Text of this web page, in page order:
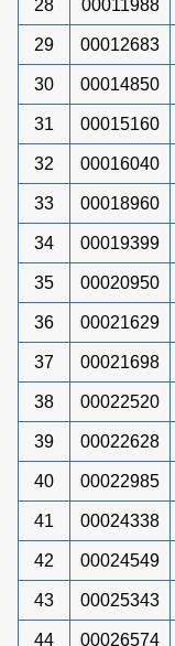
28 00011988
29 00012683
30 00014850
31 00015160
32 00016040
33 00018960
34 00019399
35 00020950
36 00021629
37 00021698
38 00022520
39 00022628
40 00022985
41 00024338
42 00024549
43 00025343
44 00026574